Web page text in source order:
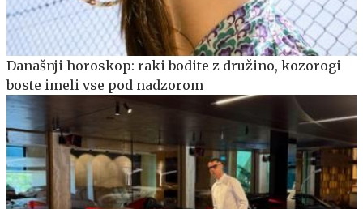
Današnji horoskop: raki bodite z družino, kozorogi
boste imeli vse pod nadzorom